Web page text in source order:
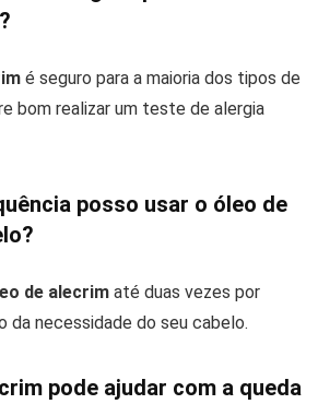
é seguro para a maioria dos tipos de
bom realizar um teste de alergia
posso usar o óleo de
de alecrim até duas vezes por
da necessidade do seu cabelo.
pode ajudar com a queda